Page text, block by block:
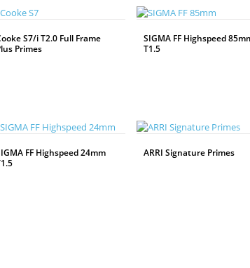
S7/i T2.0 Full Frame
Primes
SIGMA FF Highspeed
T1.5
FF Highspeed 24mm
ARRI Signature Primes